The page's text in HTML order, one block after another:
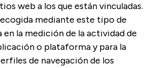
web a los que están vinculadas.
mediante este tipo de
la medición de la actividad de
o plataforma y para la
de navegación de los